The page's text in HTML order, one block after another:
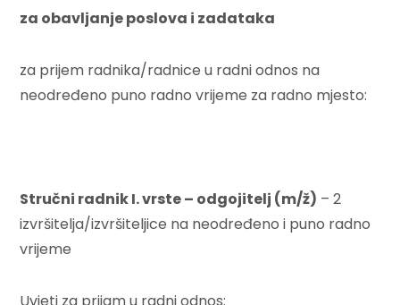
za obavljanje poslova i zadataka
za prijem radnika/radnice u radni odnos na
neodređeno puno radno vrijeme za radno mjesto:
Stručni radnik I. vrste – odgojitelj (m/ž) – 2
izvršitelja/izvršiteljice na neodređeno i puno radno
vrijeme